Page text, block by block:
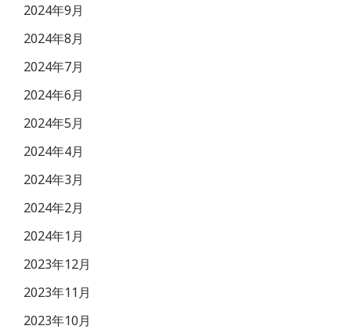
2024年9月
2024年8月
2024年7月
2024年6月
2024年5月
2024年4月
2024年3月
2024年2月
2024年1月
2023年12月
2023年11月
2023年10月